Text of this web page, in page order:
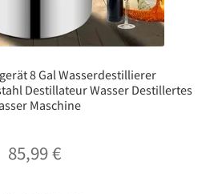
8 Gal Wasserdestillierer
Destillateur Wasser Destillertes
Maschine
85,99€